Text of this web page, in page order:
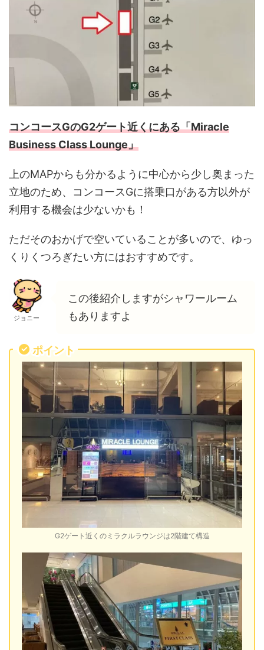
コンコースGのG2ゲート近くにある「Miracle
Business Class Lounge」
上のMAPからも分かるように中心から少し奥まった
立地のため、コンコースGに搭乗口がある方以外が
利用する機会は少ないかも！
ただそのおかげで空いていることが多いので、ゆっ
くりくつろぎたい方にはおすすめです。
ジョニー
この後紹介しますがシャワールーム
もありますよ
ポイント
G2ゲート近くのミラクルラウンジは2階建て構造